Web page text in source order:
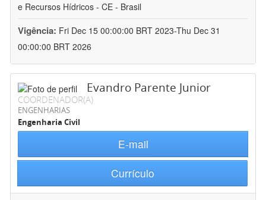
e Recursos Hídricos - CE - Brasil
Vigência: Fri Dec 15 00:00:00 BRT 2023-Thu Dec 31
00:00:00 BRT 2026
Evandro Parente Junior
COORDENADOR(A)
ENGENHARIAS
Engenharia Civil
E-mail
Currículo